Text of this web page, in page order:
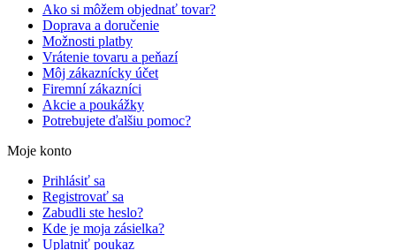
Ako si môžem objednať tovar?
Doprava a doručenie
Možnosti platby
Vrátenie tovaru a peňazí
Môj zákaznícky účet
Firemní zákazníci
Akcie a poukážky
Potrebujete ďalšiu pomoc?
Moje konto
Prihlásiť sa
Registrovať sa
Zabudli ste heslo?
Kde je moja zásielka?
Uplatniť poukaz